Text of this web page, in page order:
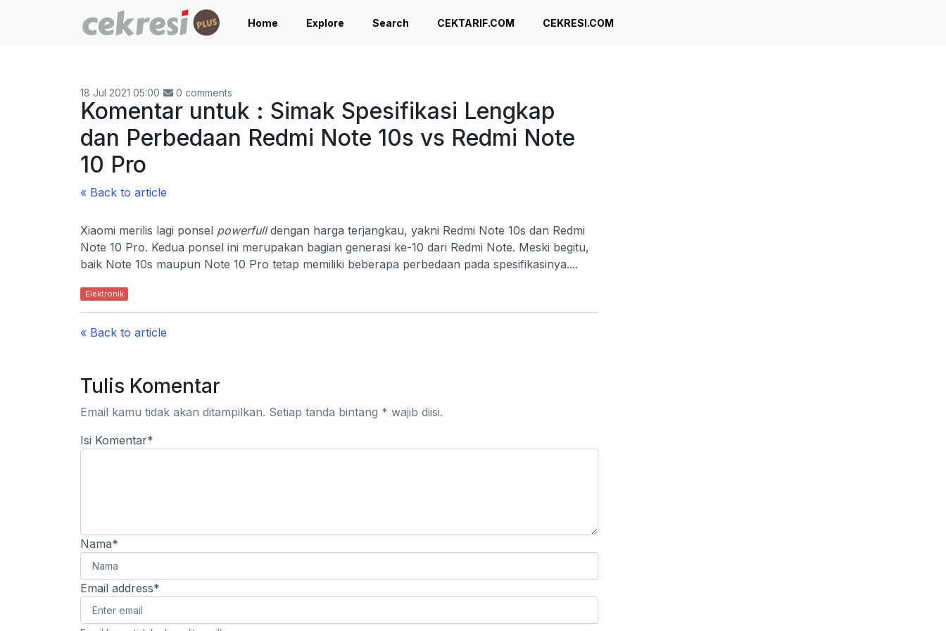
Home Explore Search CEKTARIF.COM CEKRESI.COM
18 Jul 2021 05:00 0 comments
Komentar untuk : Simak Spesifikasi Lengkap
dan Perbedaan Redmi Note 10s vs Redmi Note
10 Pro
« Back to article
Xiaomi merilis lagi ponsel powerfulldengan harga terjangkau, yakni Redmi Note 10s dan Redmi
Note 10 Pro. Kedua ponsel ini merupakan bagian generasi ke-10 dari Redmi Note. Meski begitu,
baik Note 10s maupun Note 10 Pro tetap memiliki beberapa perbedaan pada spesifikasinya....
Elektronik
« Back to article
Tulis Komentar
Email kamu tidak akan ditampilkan. Setiap tanda bintang * wajib diisi.
Isi Komentar*
Nama*
Email address*